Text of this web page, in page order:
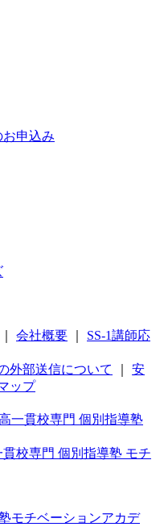
お申込み
会社概要
SS-1講師応
外部送信について
安
ップ
校専門 個別指導塾 モチ